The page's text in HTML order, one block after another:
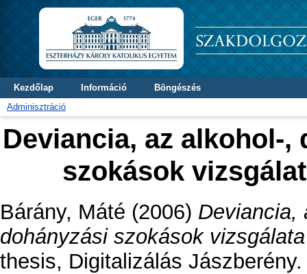
Kezdőlap Információ
Böngészés
Adminisztráció
Deviancia, az alkohol-
szokások
Bárány, Máté (2006) Deviancia,
dohányzási szokások
thesis, Digitalizálás Jászberény.